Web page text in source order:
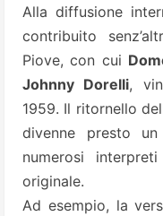
Alla diffusione
contribuito
Piove, con cui
Johnny Dorelli,
1959. Il ritornello
divenne presto
numerosi
originale.
Ad esempio, la